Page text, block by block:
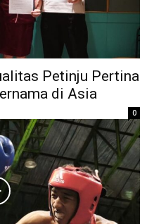
Petinju Pertina
di Asia
0